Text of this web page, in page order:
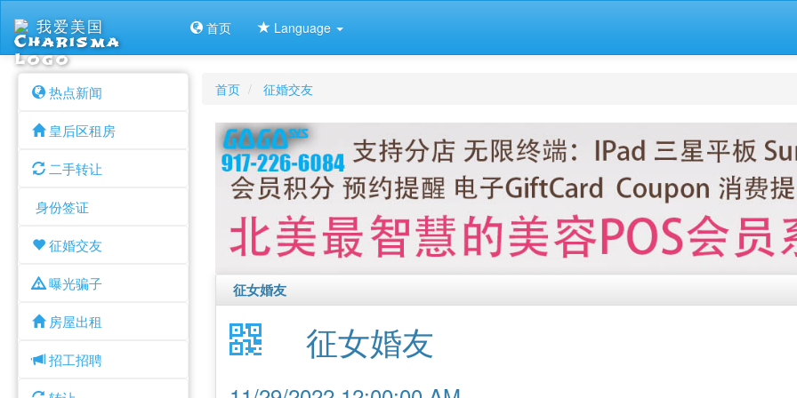
我爱美国 首页 Language
热点新闻
皇后区租房
二手转让
身份签证
征婚交友
曝光骗子
房屋出租
招工招聘
首页 征婚交友
征女婚友
征女婚友